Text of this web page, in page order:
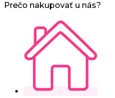
Prečo nakupovať u nás?